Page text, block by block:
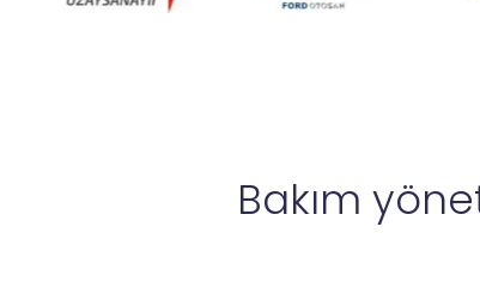
Bakım